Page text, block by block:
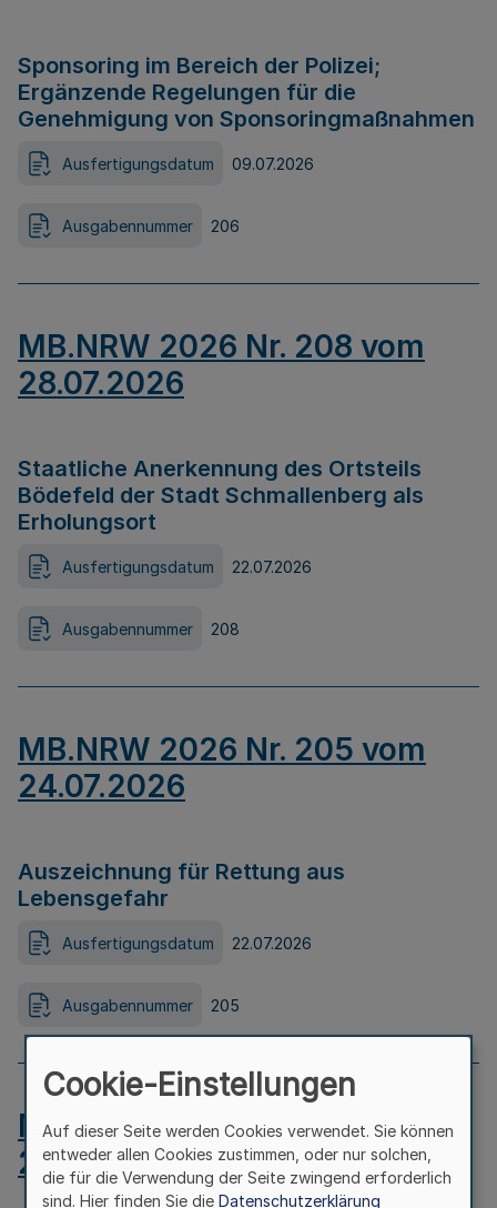
Sponsoring im Bereich der Polizei;
Ergänzende Regelungen für die
Genehmigung von Sponsoringmaßnahmen
Ausfertigungsdatum 09.07.2026
Ausgabennummer 206
MB.NRW 2026 Nr. 208 vom
28.07.2026
Staatliche Anerkennung des Ortsteils
Bödefeld der Stadt Schmallenberg als
Erholungsort
Ausfertigungsdatum 22.07.2026
Ausgabennummer 208
MB.NRW 2026 Nr. 205 vom
24.07.2026
Auszeichnung für Rettung aus
Lebensgefahr
Ausfertigungsdatum 22.07.2026
Ausgabennummer 205
MB.NRW 2026 Nr. 204 vom
24.07.2026
Cookie-Einstellungen
Auf dieser Seite werden Cookies verwendet. Sie können
entweder allen Cookies zustimmen, oder nur solchen,
die für die Verwendung der Seite zwingend erforderlich
sind. Hier finden Sie die Datenschutzerklärung